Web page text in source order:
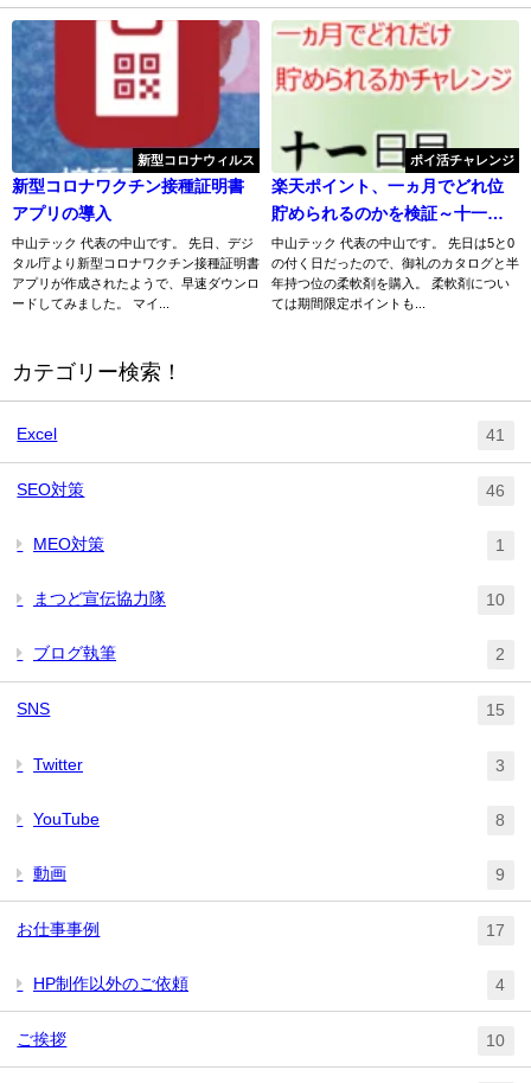
新型コロナウィルス
新型コロナワクチン接種証明書
アプリの導入
中山テック 代表の中山です。 先日、デジ
タル庁より新型コロナワクチン接種証明書
アプリが作成されたようで、早速ダウンロ
ードしてみました。 マイ...
ポイ活チャレンジ
楽天ポイント、一ヵ月でどれ位
貯められるのかを検証～十一日
目～
中山テック 代表の中山です。 先日は5と0
の付く日だったので、御礼のカタログと半
年持つ位の柔軟剤を購入。 柔軟剤につい
ては期間限定ポイントも...
カテゴリー検索！
Excel 41
SEO対策 46
MEO対策 1
まつど宣伝協力隊 10
ブログ執筆 2
SNS 15
Twitter 3
YouTube 8
動画 9
お仕事事例 17
HP制作以外のご依頼 4
ご挨拶 10